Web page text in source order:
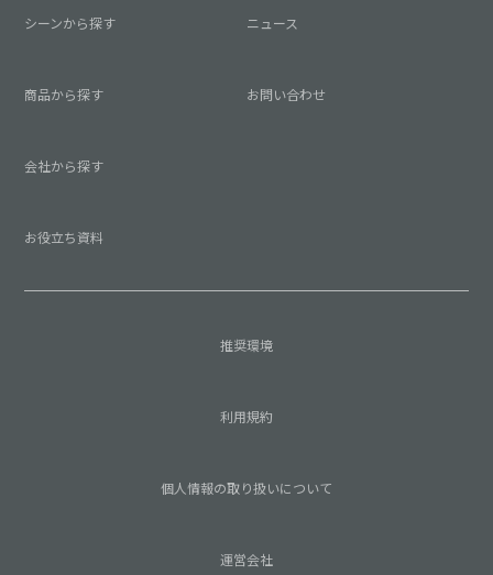
シーンから探す
商品から探す
会社から探す
お役立ち資料
ニュース
お問い合わせ
推奨環境
利用規約
個人情報の取り扱いについて
運営会社